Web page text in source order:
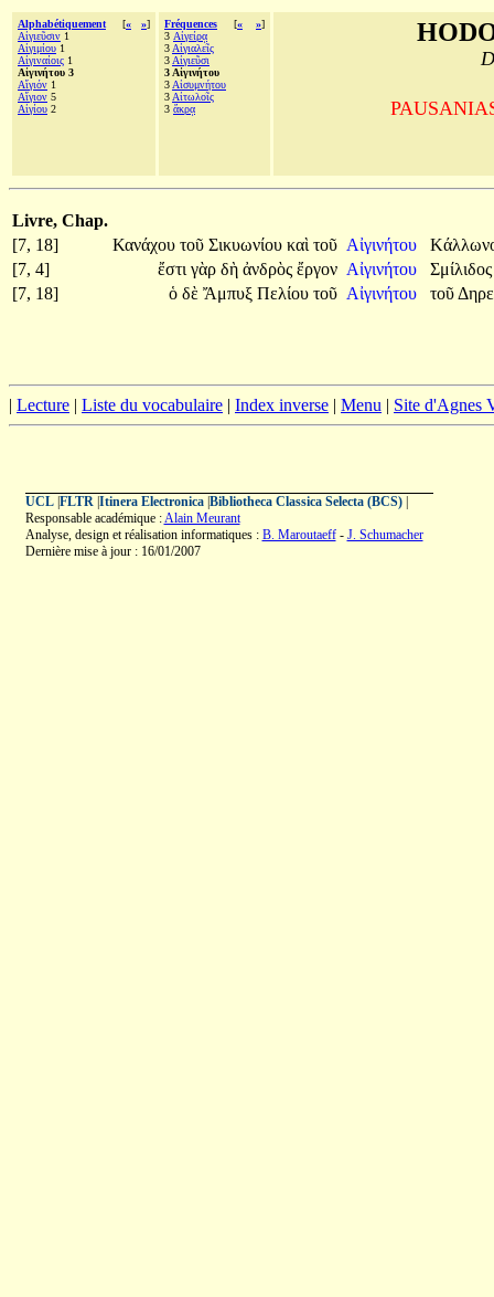
Alphabétiquement [« »]
Αἰγιεῦσιν 1
Αἰγιμίου 1
Αἰγιναίοις 1
Αἰγινήτου 3
Αἴγιόν 1
Αἴγιον 5
Αἰγίου 2
Fréquences [« »]
3 Αἰγείρᾳ
3 Αἰγιαλεῖς
3 Αἰγιεῦσι
3 Αἰγινήτου
3 Αἰσυμνήτου
3 Αἰτωλοῖς
3 ἄκρᾳ
Livre, Chap.
[7, 18]
Κανάχου τοῦ Σικυωνίου καὶ τοῦ Αἰγινήτου
[7, 4]
ἔστι γὰρ δὴ ἀνδρὸς ἔργον Αἰγινήτου
[7, 18]
ὁ δὲ Ἄμπυξ Πελίου τοῦ Αἰγινήτου τοῦ
| Lecture | Liste du vocabulaire | Index inverse | Menu | Site d'Agnes
UCL| FLTR| Itinera Electronica| Bibliotheca Classica Selecta (BCS)|
Responsable académique :Alain Meurant
Analyse, design et réalisation informatiques : B. Maroutaeff- J. Schumacher
Dernière mise à jour : 16/01/2007